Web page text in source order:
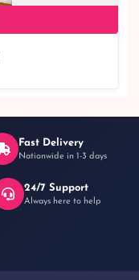
Fast Delivery
Nationwide in 1-3 days
24/7 Support
Always here to help